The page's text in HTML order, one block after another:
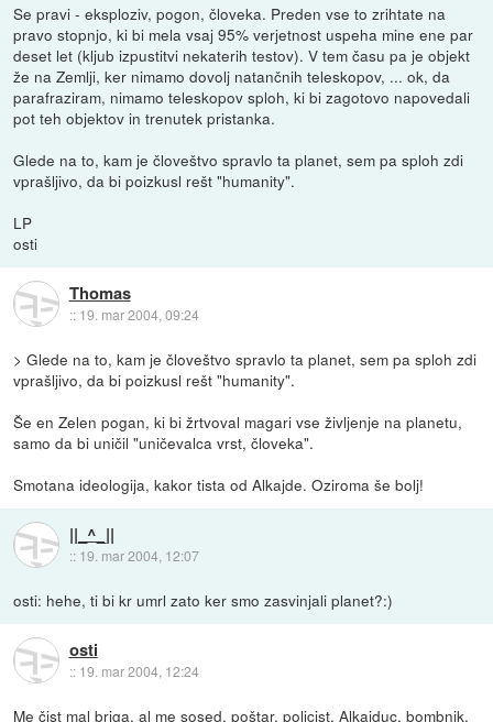
Se pravi - eksploziv, pogon, človeka. Preden vse to zrihtate na
pravo stopnjo, ki bi mela vsaj 95% verjetnost uspeha mine ene par
deset let (kljub izpustitvi nekaterih testov). V tem času pa je objekt
že na Zemlji, ker nimamo dovolj natančnih teleskopov, ... ok, da
parafraziram, nimamo teleskopov sploh, ki bi zagotovo napovedali
pot teh objektov in trenutek pristanka.
Glede na to, kam je človeštvo spravlo ta planet, sem pa sploh zdi
vprašljivo, da bi poizkusl rešt "humanity".
LP
osti
Thomas
:: 19. mar 2004, 09:24
> Glede na to, kam je človeštvo spravlo ta planet, sem pa sploh zdi
vprašljivo, da bi poizkusl rešt "humanity".
Še en Zelen pogan, ki bi žrtvoval magari vse življenje na planetu,
samo da bi uničil "uničevalca vrst, človeka".
Smotana ideologija, kakor tista od Alkajde. Oziroma še bolj!
||_^_||
:: 19. mar 2004, 12:07
osti: hehe, ti bi kr umrl zato ker smo zasvinjali planet?:)
osti
:: 19. mar 2004, 12:24
Me čist mal briga, al me sosed, poštar, policist, Alkajduc, bombnik,